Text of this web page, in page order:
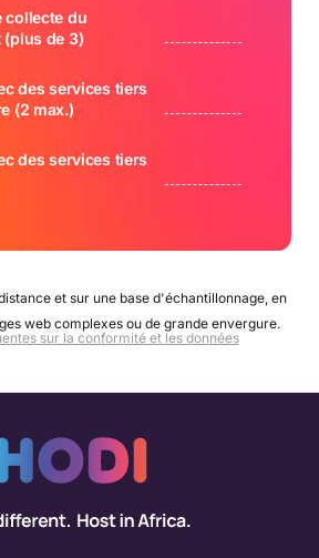
collecte du
de 3)
des services tiers
(2 max.)
des services tiers
et sur une base d'échantillonnage, en
web complexes ou de grande envergure.
sur la conformité et les données